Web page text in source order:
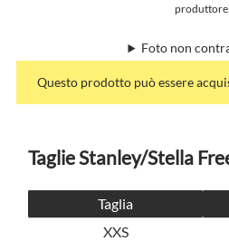
produttore.
Foto non
Questo prodotto può essere
Taglie Stanley/Stella
Taglia
XXS